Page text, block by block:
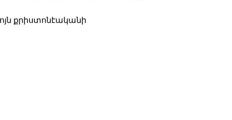
քրիստոնէականի